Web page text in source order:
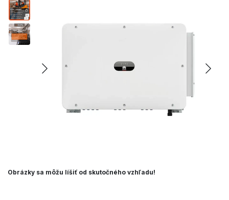
Obrázky sa môžu líšiť od skutočného vzhľadu!